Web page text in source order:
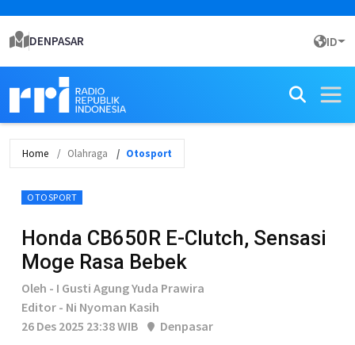
DENPASAR ID
Home Olahraga Otosport
OTOSPORT
Honda CB650R E-Clutch, Sensasi
Moge Rasa Bebek
Oleh - I Gusti Agung Yuda Prawira
Editor - Ni Nyoman Kasih
26 Des 2025 23:38 WIB
Denpasar